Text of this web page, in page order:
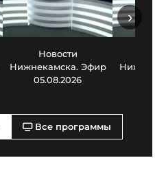
Новости
Нижнекамска. Эфир
05.08.2026
›
Все программы